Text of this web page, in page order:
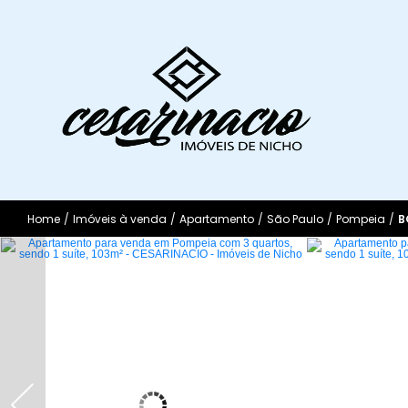
Home / Imóveis à venda / Apartamento / São Paulo / Pompeia /